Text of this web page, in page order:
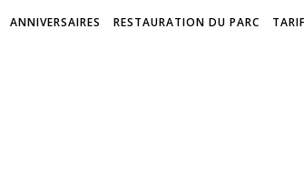
ANNIVERSAIRES RESTAURATION DU PARC